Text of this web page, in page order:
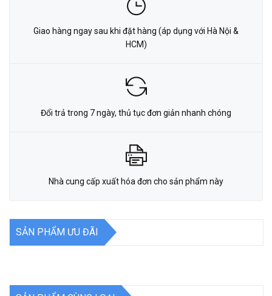
Giao hàng ngay sau khi đặt hàng (áp dụng với Hà Nội &
HCM)
Đổi trả trong 7 ngày, thủ tục đơn giản nhanh chóng
Nhà cung cấp xuất hóa đơn cho sản phẩm này
SẢN PHẨM ƯU ĐÃI